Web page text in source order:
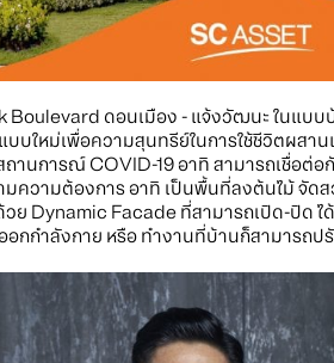
Boulevard ดอนเมือง - แจ้งวัฒนะ ในแบ
บบใหม่เพื่อความสุนทรีย์ในการใช้ชีวิตผส
านการณ์ COVID-19 อาทิ สามารถเชื่อ
ความต้องการ อาทิ เป็นพื้นที่ลงต้นไม้ จั
Dynamic Facade ที่สามารถเปิด-ปิด ไ
อกกำลังกาย หรือ ทำงานที่บ้านก็สามารถ